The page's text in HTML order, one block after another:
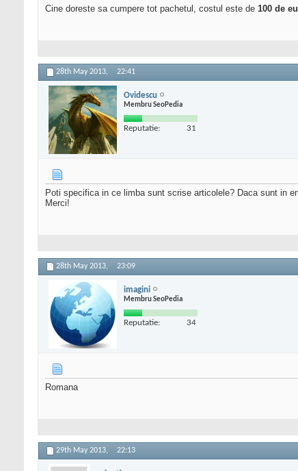
Cine doreste sa cumpere tot pachetul, costul este de 100 de
28th May 2013, 22:41
Ovidescu
Membru SeoPedia
Reputatie: 31
Poti specifica in ce limba sunt scrise articolele? Daca sunt in
Merci!
28th May 2013, 23:09
imagini
Membru SeoPedia
Reputatie: 34
Romana
29th May 2013, 22:13